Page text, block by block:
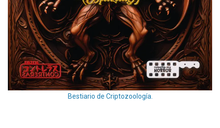
Bestiario de Criptozoología.